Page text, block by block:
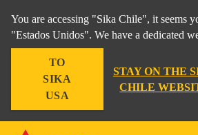
You are accessing "Sika Chile", it seems
"Estados Unidos". We have a dedicated
TO
SIKA
USA
STAY ON THE
CHILE
Construcción Sikalisto®